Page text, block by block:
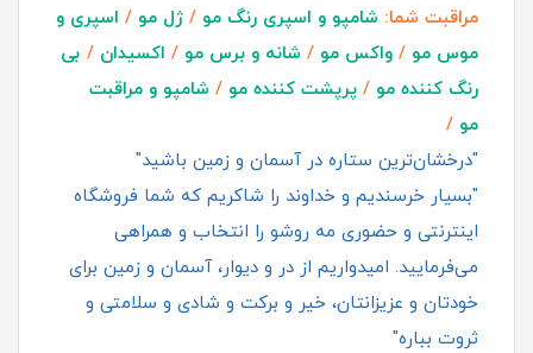
مراقبت شما: شامپو و اسپری رنگ مو / ژل مو / اسپری و
موس مو / واکس مو / شانه و برس مو / اکسیدان / بی
رنگ کننده مو / پرپشت کننده مو / شامپو و مراقبت
مو /
"درخشان‌ترین ستاره در آسمان و زمین باشید"
"بسیار خرسندیم و خداوند را شاکریم که شما فروشگاه
اینترنتی و حضوری مه روشو را انتخاب و همراهی
می‌فرمایید. امیدواریم از در و دیوار، آسمان و زمین برای
خودتان و عزیزانتان، خیر و برکت و شادی و سلامتی و
ثروت بباره"